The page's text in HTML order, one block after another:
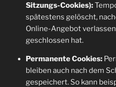
Sitzungs-Cookies):
spätestens gelöscht,
Online-Angebot
geschlossen hat.
Permanente Cookies:
bleiben auch nach dem
gespeichert. So kann